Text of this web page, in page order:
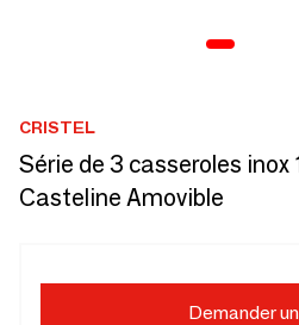
CRISTEL
Série de 3 casseroles inox
Casteline Amovible
Demander